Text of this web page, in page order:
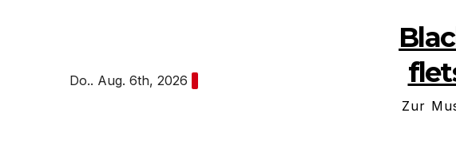
Do.. Aug. 6th, 2026
Zur